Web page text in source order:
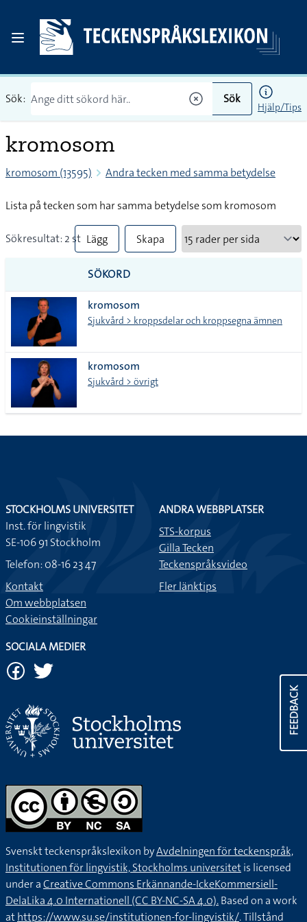
Sök: Sök
Hjälp/Tips
kromosom
kromosom (13595) Andra tecken med samma betydelse
Lista på tecken som har samma betydelse som kromosom
Sökresultat: 2 st Lägg
till
alla i
lista
Skapa
SÖKORD
kromosom
Sjukvård > kroppsdelar och kroppsegna ämnen
kromosom
Sjukvård > övrigt
FEEDBACK
STOCKHOLMS UNIVERSITET
Inst. för lingvistik
SE-106 91 Stockholm
Telefon: 08-16 23 47
Kontakt
Om webbplatsen
Cookieinställningar
ANDRA WEBBPLATSER
STS-korpus
Gilla Tecken
Teckenspråksvideo
Fler länktips
SOCIALA MEDIER
Svenskt teckenspråkslexikon byAvdelningen för teckenspråk,
Institutionen för lingvistik, Stockholms universitetis licensed
under aCreative Commons Erkännande-IckeKommersiell-
DelaLika 4.0 Internationell (CC BY-NC-SA 4.0).Based on a work
athttps://www.su.se/institutionen-for-lingvistik/. Tillstånd